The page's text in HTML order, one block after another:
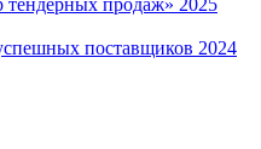
тендерных продаж» 2025
поставщиков 2024